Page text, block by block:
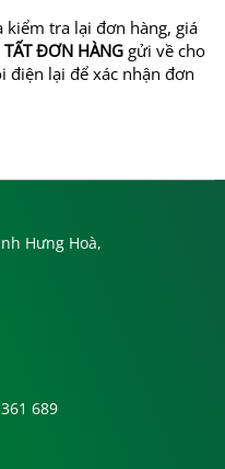
kiểm tra lại đơn hàng, giá
TẤT ĐƠN HÀNG gửi về cho
điện lại để xác nhận đơn
Hưng Hoà,
689